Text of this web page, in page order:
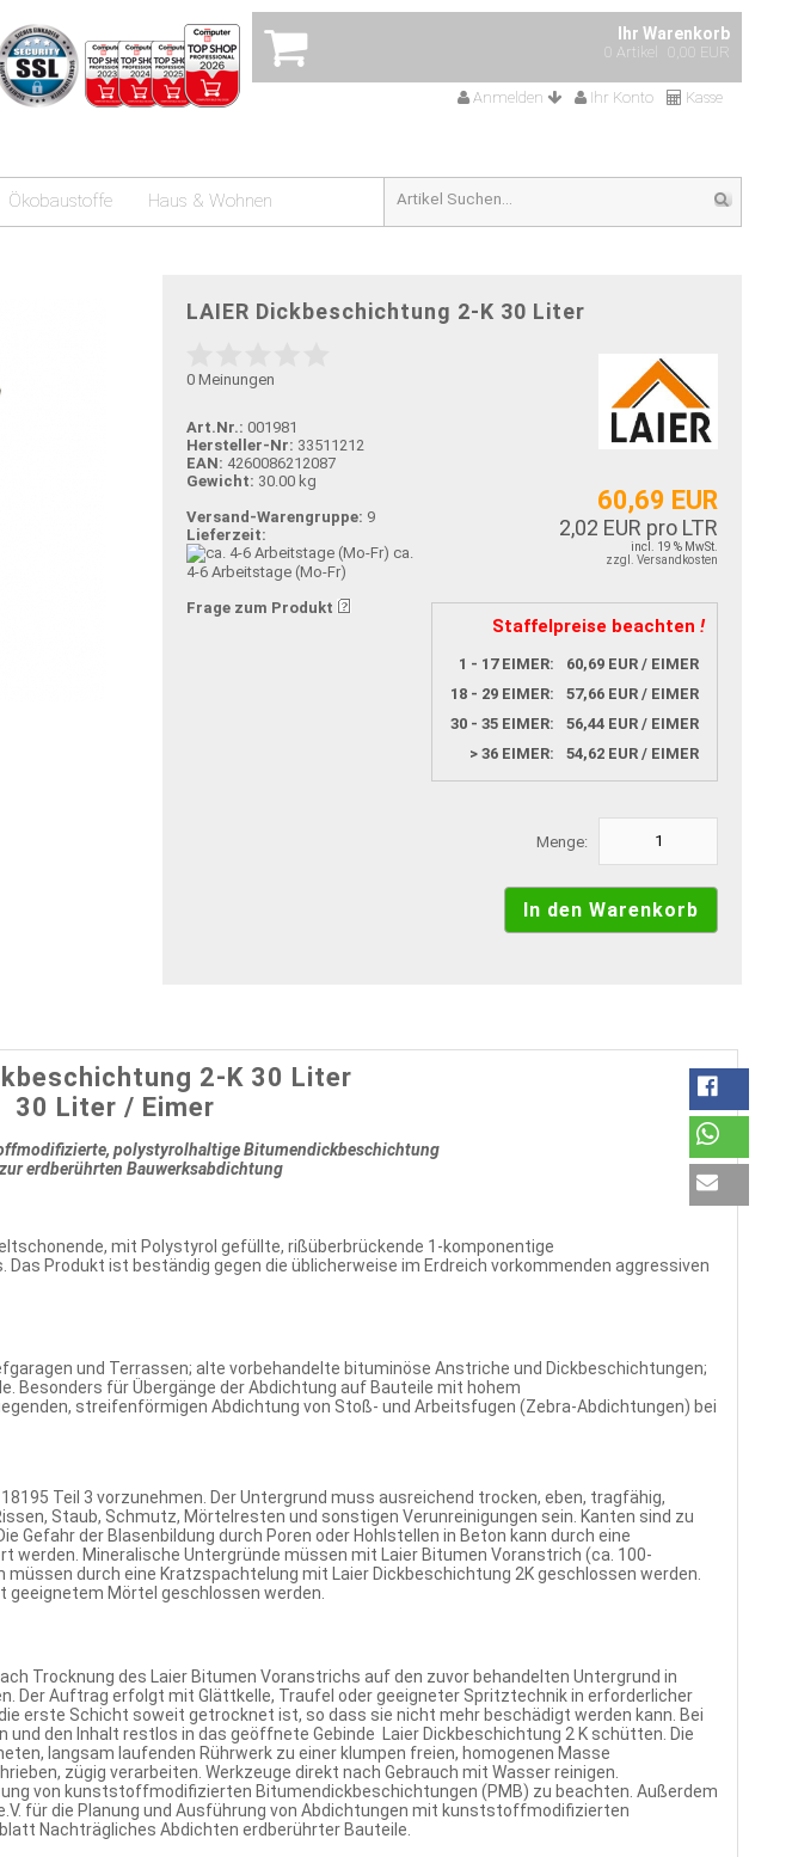
Ihr Warenkorb
0 Artikel 0,00 EUR
Anmelden Ihr Konto Kasse
Ökobaustoffe Haus & Wohnen
LAIER Dickbeschichtung 2-K 30 Liter
0 Meinungen
60,69 EUR
2,02 EUR pro LTR
incl. 19 % MwSt.
zzgl. Versandkosten
Staffelpreise beachten !
1 - 17 EIMER:
60,69 EUR / EIMER
18 - 29 EIMER:
57,66 EUR / EIMER
30 - 35 EIMER:
56,44 EUR / EIMER
> 36 EIMER:
54,62 EUR / EIMER
Art.Nr.: 001981
Hersteller-Nr: 33511212
EAN: 4260086212087
Gewicht: 30.00 kg
Versand-Warengruppe: 9
Lieferzeit:
ca.
4-6 Arbeitstage (Mo-Fr)
Frage zum Produkt
Menge:
2-K 30 Liter
30 Liter / Eimer
polystyrolhaltige Bitumendickbeschichtung
erdberührten Bauwerksabdichtung
mit Polystyrol gefüllte, rißüberbrückende 1-komponentige
Produkt ist beständig gegen die üblicherweise im Erdreich vorkommenden aggressiven
und Terrassen; alte vorbehandelte bituminöse Anstriche und Dickbeschichtungen;
Besonders für Übergänge der Abdichtung auf Bauteile mit hohem
streifenförmigen Abdichtung von Stoß- und Arbeitsfugen (Zebra-Abdichtungen) bei
Teil 3 vorzunehmen. Der Untergrund muss ausreichend trocken, eben, tragfähig,
Staub, Schmutz, Mörtelresten und sonstigen Verunreinigungen sein. Kanten sind zu
Gefahr der Blasenbildung durch Poren oder Hohlstellen in Beton kann durch eine
werden. Mineralische Untergründe müssen mit Laier Bitumen Voranstrich (ca. 100-
durch eine Kratzspachtelung mit Laier Dickbeschichtung 2K geschlossen werden.
Mörtel geschlossen werden.
Trocknung des Laier Bitumen Voranstrichs auf den zuvor behandelten Untergrund in
Der Auftrag erfolgt mit Glättkelle, Traufel oder geeigneter Spritztechnik in erforderlicher
erste Schicht soweit getrocknet ist, so dass sie nicht mehr beschädigt werden kann. Bei
den Inhalt restlos in das geöffnete Gebinde Laier Dickbeschichtung 2 K schütten. Die
langsam laufenden Rührwerk zu einer klumpen freien, homogenen Masse
zügig verarbeiten. Werkzeuge direkt nach Gebrauch mit Wasser reinigen.
von kunststoffmodifizierten Bitumendickbeschichtungen (PMB) zu beachten. Außerdem
für die Planung und Ausführung von Abdichtungen mit kunststoffmodifizierten
Nachträgliches Abdichten erdberührter Bauteile.